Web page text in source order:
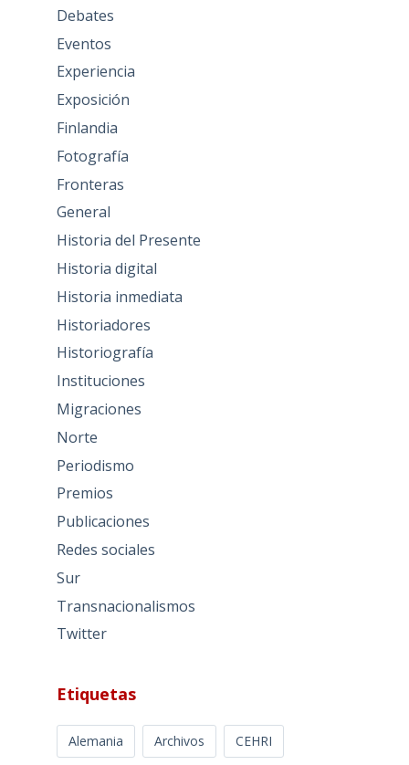
Debates
Eventos
Experiencia
Exposición
Finlandia
Fotografía
Fronteras
General
Historia del Presente
Historia digital
Historia inmediata
Historiadores
Historiografía
Instituciones
Migraciones
Norte
Periodismo
Premios
Publicaciones
Redes sociales
Sur
Transnacionalismos
Twitter
Etiquetas
Alemania Archivos CEHRI